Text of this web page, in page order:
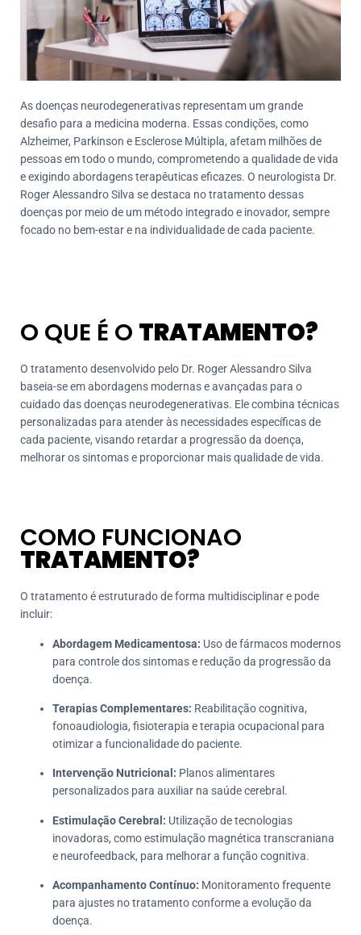
As doenças neurodegenerativas representam um grande
desafio para a medicina moderna. Essas condições, como
Alzheimer, Parkinson e Esclerose Múltipla, afetam milhões de
pessoas em todo o mundo, comprometendo a qualidade de vida
e exigindo abordagens terapêuticas eficazes. O neurologista Dr.
Roger Alessandro Silva se destaca no tratamento dessas
doenças por meio de um método integrado e inovador, sempre
focado no bem-estar e na individualidade de cada paciente.
O QUE É O TRATAMENTO?
O tratamento desenvolvido pelo Dr. Roger Alessandro Silva
baseia-se em abordagens modernas e avançadas para o
cuidado das doenças neurodegenerativas. Ele combina técnicas
personalizadas para atender às necessidades específicas de
cada paciente, visando retardar a progressão da doença,
melhorar os sintomas e proporcionar mais qualidade de vida.
COMO FUNCIONAO
TRATAMENTO?
O tratamento é estruturado de forma multidisciplinar e pode
incluir:
Abordagem Medicamentosa: Uso de fármacos modernos
para controle dos sintomas e redução da progressão da
doença.
Terapias Complementares: Reabilitação cognitiva,
fonoaudiologia, fisioterapia e terapia ocupacional para
otimizar a funcionalidade do paciente.
Intervenção Nutricional: Planos alimentares
personalizados para auxiliar na saúde cerebral.
Estimulação Cerebral: Utilização de tecnologias
inovadoras, como estimulação magnética transcraniana
e neurofeedback, para melhorar a função cognitiva.
Acompanhamento Contínuo: Monitoramento frequente
para ajustes no tratamento conforme a evolução da
doença.